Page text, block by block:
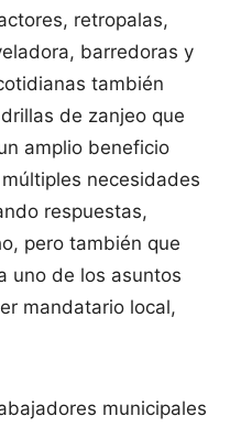
retropalas,
barredoras y
también
de zanjeo que
amplio beneficio
necesidades
respuestas,
pero también que
uno de los asuntos
mandatario local,
municipales